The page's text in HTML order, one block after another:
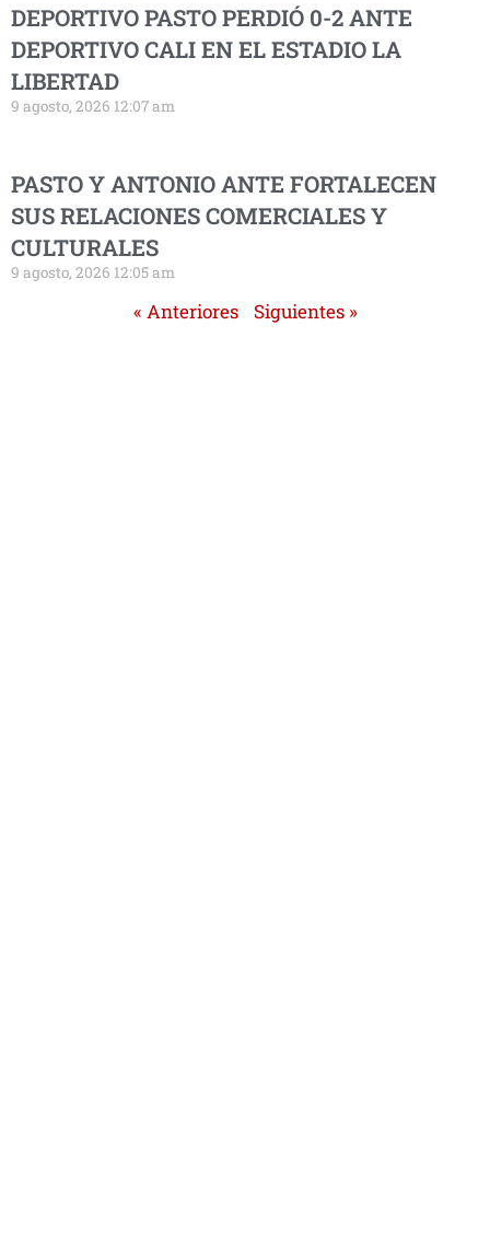
DEPORTIVO PASTO PERDIÓ 0-2 ANTE
DEPORTIVO CALI EN EL ESTADIO LA
LIBERTAD
9 agosto, 2026 12:07 am
PASTO Y ANTONIO ANTE FORTALECEN
SUS RELACIONES COMERCIALES Y
CULTURALES
9 agosto, 2026 12:05 am
« Anteriores Siguientes »